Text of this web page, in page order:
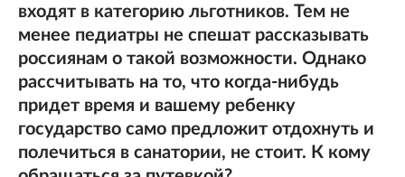
входят в категорию льготников. Тем не
менее педиатры не спешат рассказывать
россиянам о такой возможности. Однако
рассчитывать на то, что когда-нибудь
придет время и вашему ребенку
государство само предложит отдохнуть и
полечиться в санатории, не стоит. К кому